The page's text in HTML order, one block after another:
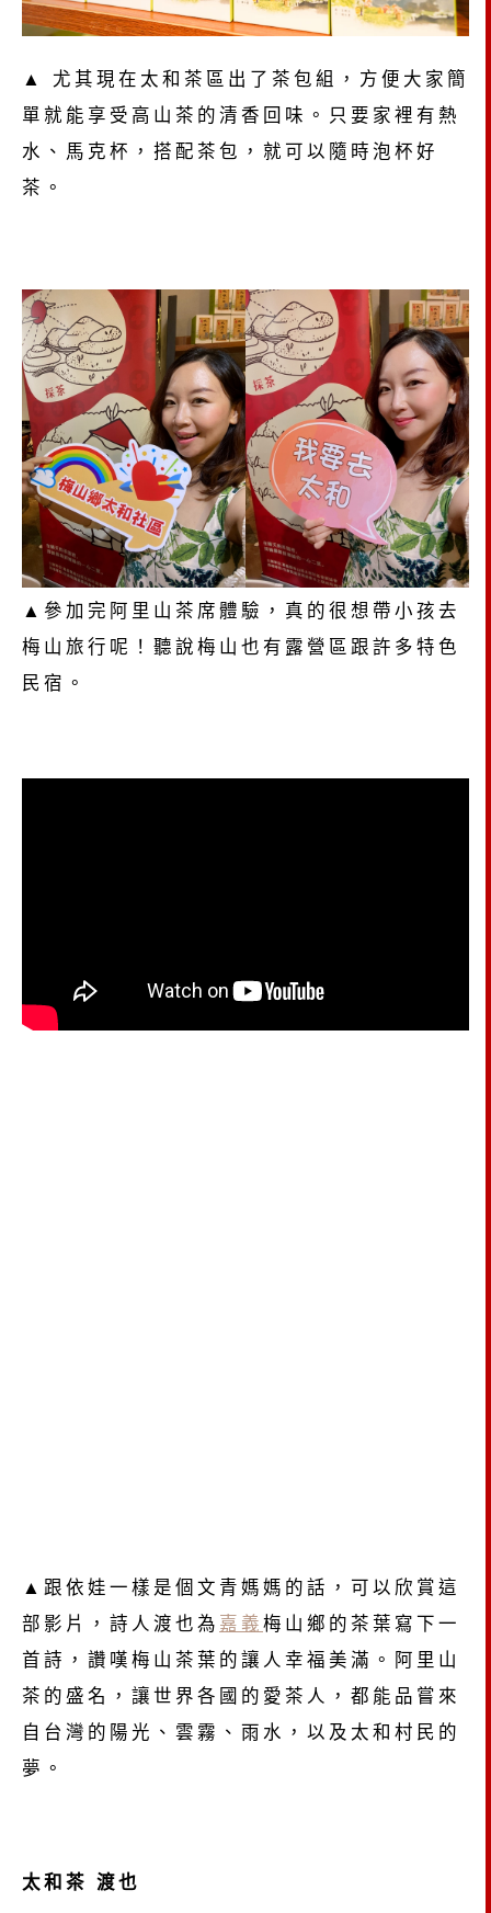
▲ 尤其現在太和茶區出了茶包組，方便大家簡
單就能享受高山茶的清香回味。只要家裡有熱
水、馬克杯，搭配茶包，就可以隨時泡杯好
茶。
▲參加完阿里山茶席體驗，真的很想帶小孩去
梅山旅行呢！聽說梅山也有露營區跟許多特色
民宿。
▲跟依娃一樣是個文青媽媽的話，可以欣賞這
部影片，詩人渡也為 嘉義 梅山鄉的茶葉寫下一
首詩，讚嘆梅山茶葉的讓人幸福美滿。阿里山
茶的盛名，讓世界各國的愛茶人，都能品嘗來
自台灣的陽光、雲霧、雨水，以及太和村民的
夢。
太和茶 渡也